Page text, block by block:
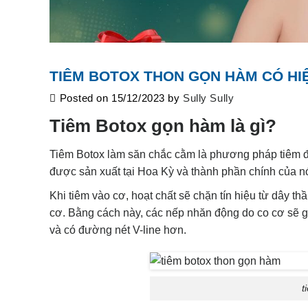
TIÊM BOTOX THON GỌN HÀM CÓ
Posted on 15/12/2023 by Sully Sully
Tiêm Botox gọn hàm là gì?
Tiêm Botox làm săn chắc cằm là phương pháp
được sản xuất tại Hoa Kỳ và thành phần chính của
Khi tiêm vào cơ, hoạt chất sẽ chặn tín hiệu từ dây
cơ. Bằng cách này, các nếp nhăn động do co cơ sẽ
và có đường nét V-line hơn.